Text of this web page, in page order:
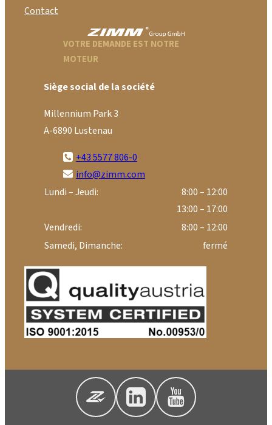
Contact
VOTRE DEMANDE EST NOTRE
MOTEUR
Siège social de la société
Millennium Park 3
A-6890 Lustenau
+43 5577 806-0
info@zimm.com
Lundi – Jeudi:
8:00 – 12:00
13:00 – 17:00
Vendredi:
8:00 – 12:00
Samedi, Dimanche:
fermé